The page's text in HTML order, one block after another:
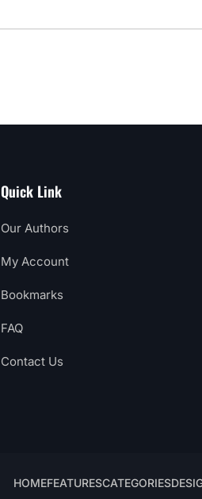
Quick Link
Our Authors
My Account
Bookmarks
FAQ
Contact Us
HOMEFEATURESCATEGORIES